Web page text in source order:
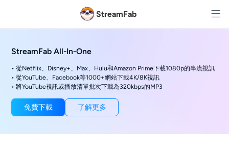
StreamFab
StreamFab All-In-One
• 從Netflix、Disney+、Max、Hulu和Amazon Prime下載1080p的串流視訊
• 從YouTube、Facebook等1000+網站下載4K/8K視訊
• 將YouTube視訊或播放清單批次下載為320kbps的MP3
免費下載 了解更多